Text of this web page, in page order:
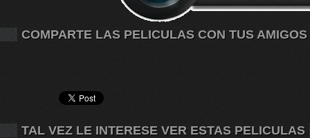
COMPARTE LAS PELICULAS CON TUS AMIGOS
TAL VEZ LE INTERESE VER ESTAS PELICULAS